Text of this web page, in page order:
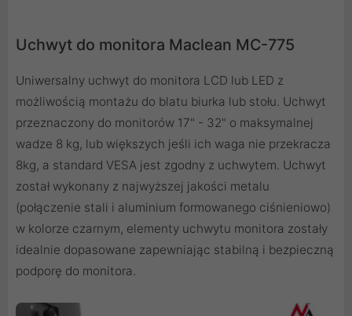
Uchwyt do monitora Maclean MC-775
Uniwersalny uchwyt do monitora LCD lub LED z
możliwością montażu do blatu biurka lub stołu. Uchwyt
przeznaczony do monitorów 17" - 32" o maksymalnej
wadze 8 kg, lub większych jeśli ich waga nie przekracza
8kg, a standard VESA jest zgodny z uchwytem. Uchwyt
został wykonany z najwyższej jakości metalu
(połączenie stali i aluminium formowanego ciśnieniowo)
w kolorze czarnym, elementy uchwytu monitora zostały
idealnie dopasowane zapewniając stabilną i bezpieczną
podporę do monitora.